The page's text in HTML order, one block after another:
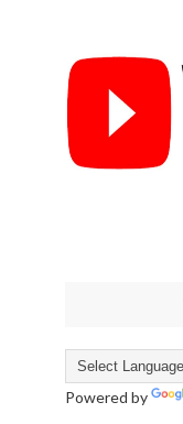
Powered by